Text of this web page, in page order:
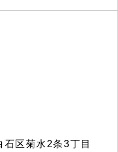
区菊水2条3丁目